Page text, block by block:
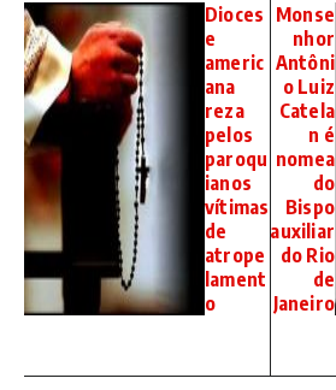
Dioces
e
americ
ana
reza
pelos
paroqu
ianos
vítimas
de
atrope
lament
o
Monse
nhor
Antôni
o Luiz
Catela
n é
nomea
do
Bispo
auxiliar
do Rio
de
Janeiro